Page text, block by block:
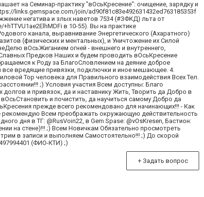
на Семинар-практику "вОсьКресение": очищение, зарядку и
links.gemspace.com/join/ad90f81c83e492631432ed763185353f
негатива и злых наветов 7534 (#ЗФКД) льта от
в 10-55). Вы на практике
канала, выравнивание Энергетического (Ахаратного)
(физических и ментальных), и Уничтожение их Силой
вОсьЖиганием огней - внешнего и внутреннего,
Предков Наших и будем проводить вОсьКресение
к Роду за БлагоСловлением на деяние доброе
все вредящие привязки, подключки и иное мешающее. 4.
Тор человека для Правильного взаимодействия Всех Тел.
;) Условия участия Всем доступны: Благо
и привязок, да и наставнику Жить, Творить да Добро в
и почистить, да научиться самому Добро да
прежде всего рекомендовано для начинающих!!! - Как
рекомендую Всем преображать окружающую действительность
дня в ТГ: @RusVoin22, в Gem Spase: @vOsKresen, Бастион:
на стене)!!! ;) Всем Новичкам Обязательно просмотреть
в записи и выполняем Самостоятельно!!! ;) До скорой
(ФИО-КТИ) ;)
+ Задать вопрос